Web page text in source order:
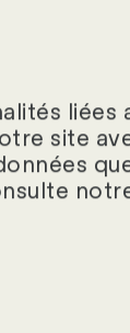
liées
site